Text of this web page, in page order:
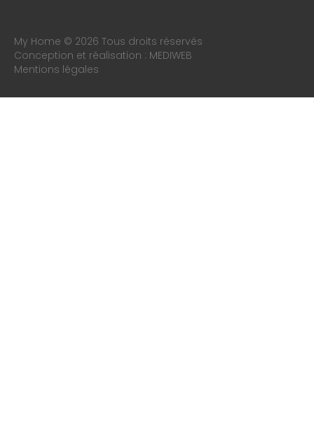
My Home © 2026 Tous droits réservés
Conception et réalisation : MEDIWEB
Mentions légales